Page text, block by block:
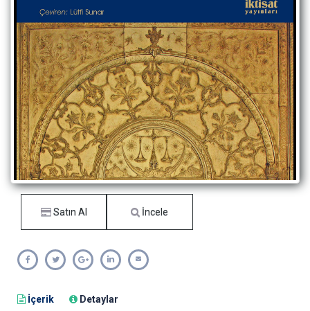
Satın Al İncele
İçerik Detaylar